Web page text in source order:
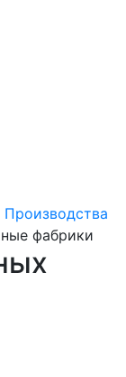
Производства
фабрики